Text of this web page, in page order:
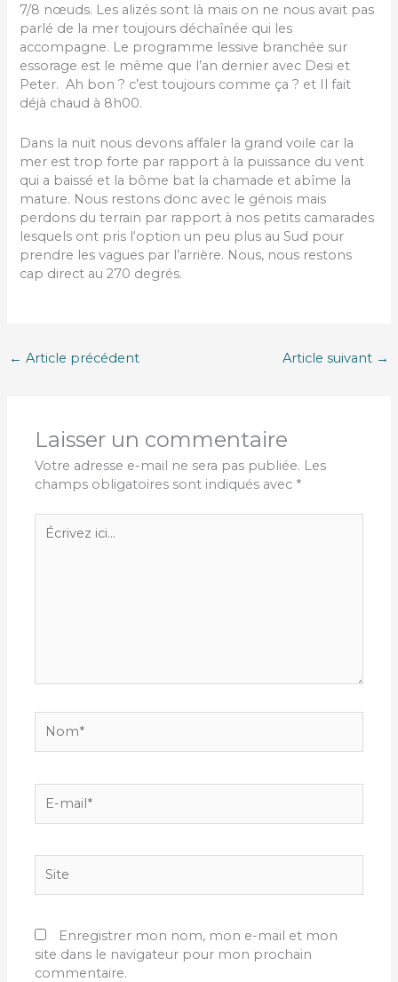
7/8 nœuds. Les alizés sont là mais on ne nous avait pas
parlé de la mer toujours déchaînée qui les
accompagne. Le programme lessive branchée sur
essorage est le même que l’an dernier avec Desi et
Peter. Ah bon ? c’est toujours comme ça ? et Il fait
déjà chaud à 8h00.
Dans la nuit nous devons affaler la grand voile car la
mer est trop forte par rapport à la puissance du vent
qui a baissé et la bôme bat la chamade et abîme la
mature. Nous restons donc avec le génois mais
perdons du terrain par rapport à nos petits camarades
lesquels ont pris l‘option un peu plus au Sud pour
prendre les vagues par l’arrière. Nous, nous restons
cap direct au 270 degrés.
← Article précédent Article suivant →
Laisser un commentaire
Votre adresse e-mail ne sera pas publiée. Les
champs obligatoires sont indiqués avec *
Écrivez
ici…
mail*
Enregistrer mon nom, mon e-mail et mon
site dans le navigateur pour mon prochain
commentaire.